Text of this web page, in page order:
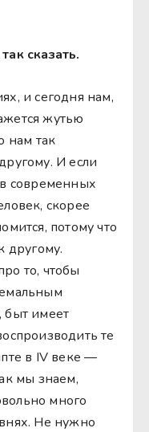
сказать.
и сегодня нам,
жутью
нам так
И если
в современных
скорее
потому что
другому.
то, чтобы
быт имеет
те
в IV веке —
мы знаем,
много
Не нужно